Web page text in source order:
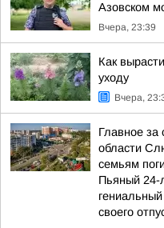
Азовском
Вчера, 23:39
Как
уходу
Вчера,
Главное за
области
семьям
Пьяный 24-
своего